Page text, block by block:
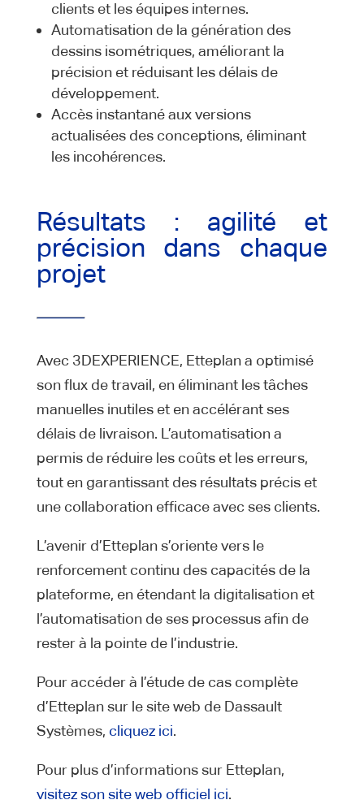
clients et les équipes internes.
Automatisation de la génération des
dessins isométriques, améliorant la
précision et réduisant les délais de
développement.
Accès instantané aux versions
actualisées des conceptions, éliminant
les incohérences.
Résultats : agilité et
précision dans chaque
projet
Avec 3DEXPERIENCE, Etteplan a optimisé
son flux de travail, en éliminant les tâches
manuelles inutiles et en accélérant ses
délais de livraison. L’automatisation a
permis de réduire les coûts et les erreurs,
tout en garantissant des résultats précis et
une collaboration efficace avec ses clients.
L’avenir d’Etteplan s’oriente vers le
renforcement continu des capacités de la
plateforme, en étendant la digitalisation et
l’automatisation de ses processus afin de
rester à la pointe de l’industrie.
Pour accéder à l’étude de cas complète
d’Etteplan sur le site web de Dassault
Systèmes, cliquez ici.
Pour plus d’informations sur Etteplan,
visitez son site web officiel ici.